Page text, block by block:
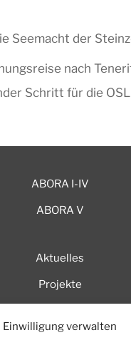
Einwilligung verwalten
Seemacht der
nach
Schritt für die OSL
ABORA I-IV
ABORA V
Aktuelles
Projekte